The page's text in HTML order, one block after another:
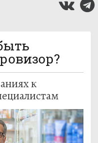
должен быть современный провизор?
к